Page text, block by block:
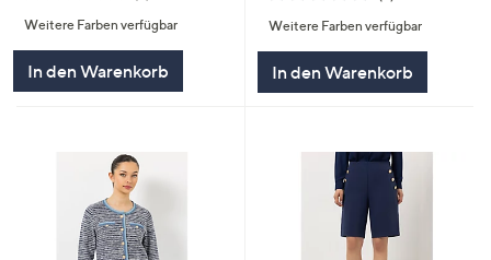
von
5
Weitere Farben verfügbar
In den Warenkorb
von
5
Weitere Farben verfügbar
In den Warenkorb